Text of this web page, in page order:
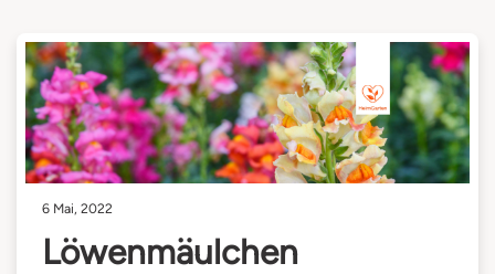
6 Mai, 2022
Löwenmäulchen